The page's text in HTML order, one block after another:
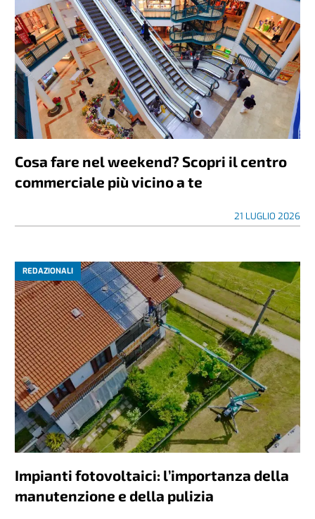
Cosa fare nel weekend? Scopri il centro
commerciale più vicino a te
21 LUGLIO 2026
REDAZIONALI
Impianti fotovoltaici: l’importanza della
manutenzione e della pulizia